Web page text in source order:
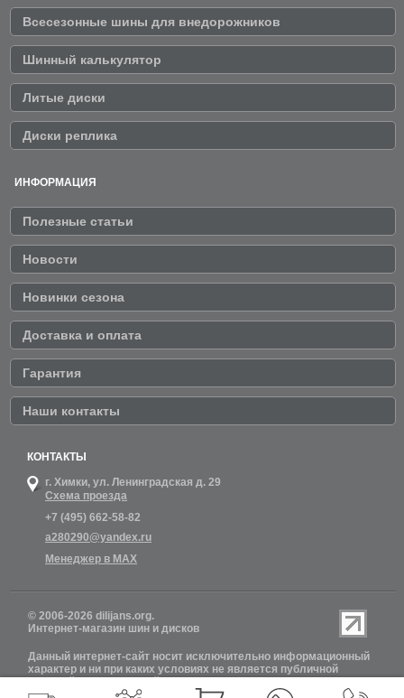
Всесезонные шины для внедорожников
Шинный калькулятор
Литые диски
Диски реплика
ИНФОРМАЦИЯ
Полезные статьи
Новости
Новинки сезона
Доставка и оплата
Гарантия
Наши контакты
КОНТАКТЫ
г. Химки, ул. Ленинградская д. 29
Схема проезда
+7 (495) 662-58-82
a280290@yandex.ru
Менеджер в MAX
© 2006-2026 dilijans.org.
Интернет-магазин шин и дисков
Данный интернет-сайт носит исключительно информационный
характер и ни при каких условиях не является публичной
Гражданского кодекса РФ. Обновление информации о наличии